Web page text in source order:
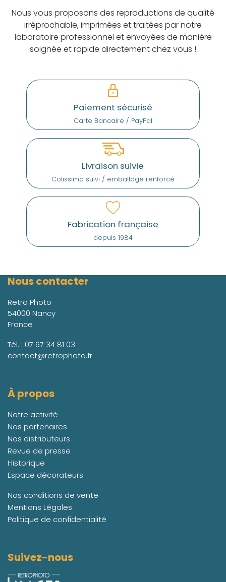
Nous vous proposons des reproductions de qualité
irréprochable, imprimées et traitées par notre
laboratoire professionnel et envoyées de manière
soignée et rapide directement chez vous !
Paiement sécurisé
Carte Bancaire / PayPal
Livraison suivie
Colissimo suivi / emballage renforcé
Fabrication française
depuis 1984
Nous contacter
Retro Photo
54000 Nancy
France
Tél. : 07 67 34 81 03
contact@retrophoto.fr
À propos
Notre activité
Nos partenaires
Nos distributeurs
Revue de presse
Historique
Espace décorateurs
Nos conditions de vente
Mentions Légales
Politique de confidentialité
Suivez-nous